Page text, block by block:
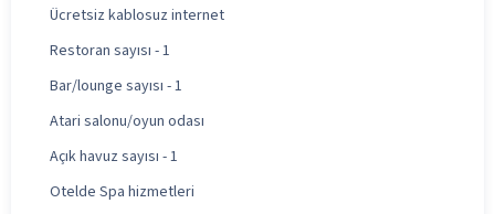
Ücretsiz kablosuz internet
Restoran sayısı - 1
Bar/lounge sayısı - 1
Atari salonu/oyun odası
Açık havuz sayısı - 1
Otelde Spa hizmetleri